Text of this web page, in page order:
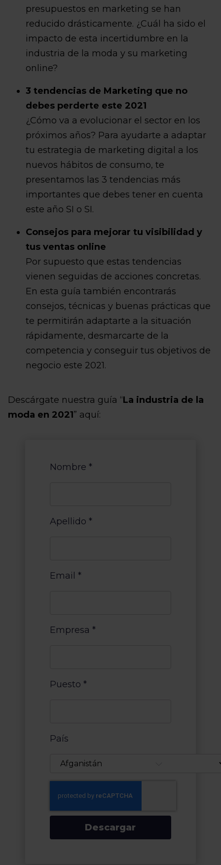
presupuestos en marketing se han
reducido drásticamente. ¿Cuál ha sido el
impacto de esta incertidumbre en la
industria de la moda y su marketing
online?
3 tendencias de Marketing que no
debes perderte este 2021
¿Cómo va a evolucionar el sector en los
próximos años? Para ayudarte a adaptar
tu estrategia de marketing digital a los
nuevos hábitos de consumo, te
presentamos las 3 tendencias más
importantes que debes tener en cuenta
este año SI o SI.
Consejos para mejorar tu visibilidad y
tus ventas online
Por supuesto que estas tendencias
vienen seguidas de acciones concretas.
En esta guía también encontrarás
consejos, técnicas y buenas prácticas que
te permitirán adaptarte a la situación
rápidamente, desmarcarte de la
competencia y conseguir tus objetivos de
negocio este 2021.
Descárgate nuestra guía “La industria de la
moda en 2021” aquí:
Nombre *
Apellido *
Email *
Empresa *
Puesto *
País
Descargar